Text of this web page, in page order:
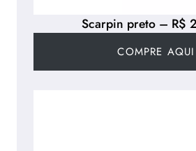
Scarpin preto – R$
COMPRE AQUI